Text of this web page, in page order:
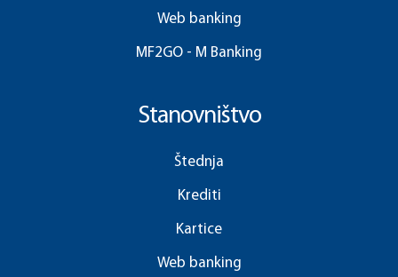
Web banking
MF2GO - M Banking
Stanovništvo
Štednja
Krediti
Kartice
Web banking